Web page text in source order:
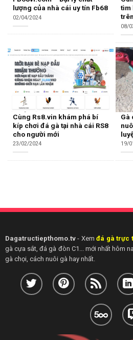
lượng của nhà cái uy tín Fb68
02/04/2024
tìm
08/
Cùng Rs8.vin khám phá bí
kíp chơi đá gà tại nhà cái RS8
cho người mới
23/02/2024
Gà
19/
Dagatructiepthomo.tv- Xemđá gà trực
gà cựa sắt, đá gà đòn C1... mới nhất hôm
gà chọi, cách nuôi gà hay nhất.